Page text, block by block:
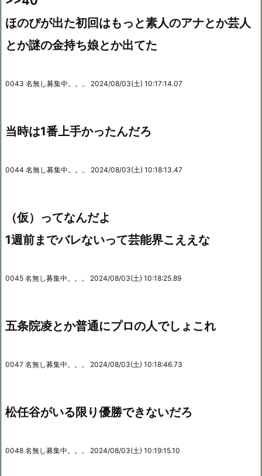
ほのぴが出た初回はもっと素人のアナとか芸人
とか謎の金持ち娘とか出てた
0043 名無し募集中。。。 2024/08/03(土) 10:17:14.07
当時は1番上手かったんだろ
0044 名無し募集中。。。 2024/08/03(土) 10:18:13.47
（仮）ってなんだよ
1週前までバレないって芸能界こええな
0045 名無し募集中。。。 2024/08/03(土) 10:18:25.89
五条院凌とか普通にプロの人でしょこれ
0047 名無し募集中。。。 2024/08/03(土) 10:18:46.73
松任谷がいる限り優勝できないだろ
0048 名無し募集中。。。 2024/08/03(土) 10:19:15.10